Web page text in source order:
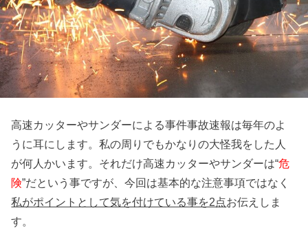
高速カッターやサンダーによる事件事故速報は毎年のよ
うに耳にします。私の周りでもかなりの大怪我をした人
が何人かいます。それだけ高速カッターやサンダーは“危
険”だという事ですが、今回は基本的な注意事項ではなく
私がポイントとして気を付けている事を2点お伝えしま
す。